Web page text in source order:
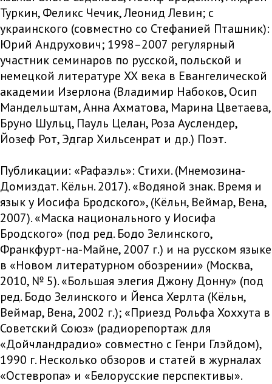
Туркин, Феликс Чечик, Леонид Левин; с
украинского (совместно со Стефанией Пташник):
Юрий Андрухович; 1998–2007 регулярный
участник семинаров по русской, польской и
немецкой литературе ХХ века в Евангелической
академии Изерлона (Владимир Набоков, Осип
Мандельштам, Анна Ахматова, Марина Цветаева,
Бруно Шульц, Пауль Целан, Роза Ауслендер,
Йозеф Рот, Эдгар Хильсенрат и др.) Поэт.
Публикации: «Рафаэль»: Стихи. (Мнемозина-
Домиздат. Кёльн. 2017). «Водяной знак. Время и
язык у Иосифа Бродского», (Кёльн, Веймар, Вена,
2007). «Маска национального у Иосифа
Бродского» (под ред. Бодо Зелинского,
Франкфурт-на-Майне, 2007 г.) и на русском языке
в «Новом литературном обозрении» (Москва,
2010, № 5). «Большая элегия Джону Донну» (под
ред. Бодо Зелинского и Йенса Херлта (Кёльн,
Веймар, Вена, 2002 г.); «Приезд Рольфа Хоххута в
Советский Союз» (радиорепортаж для
«Дойчландрадио» совместно с Генри Глэйдом),
1990 г. Несколько обзоров и статей в журналах
«Остевропа» и «Белорусские перспективы».